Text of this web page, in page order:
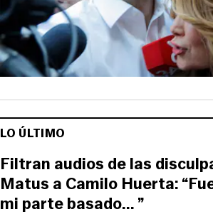
LO ÚLTIMO
Filtran audios de las
Matus a Camilo Huerta:
mi parte basado... ”